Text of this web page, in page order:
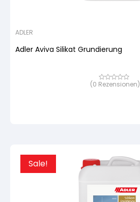
ADLER
Adler Aviva Silikat Grundierung
Bewertet
(0 Rezensionen)
Sale!